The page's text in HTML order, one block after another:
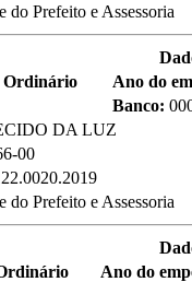
do Prefeito e Assessoria
Ordinário
Ano do
Banco:
DA LUZ
00
do Prefeito e Assessoria
Ano do